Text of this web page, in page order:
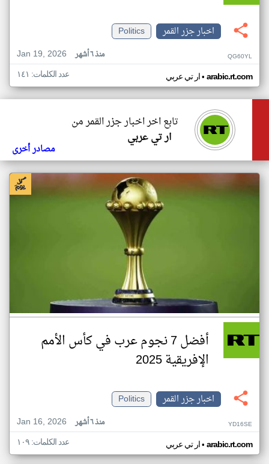
اخبار جزر القمر
Politics
Jan 19, 2026
منذ ٦ أشهر QG60YL
ار تي عربي• arabic.rt.com عدد الكلمات: ١٤١
تابع اخر اخبار جزر القمر من
ار تي عربي
مصادر أخرى
أفضل 7 نجوم عرب في كأس الأمم
الإفريقية 2025
اخبار جزر القمر
Politics
Jan 16, 2026
منذ ٦ أشهر YD16SE
ار تي عربي• arabic.rt.com عدد الكلمات: ١٠٩